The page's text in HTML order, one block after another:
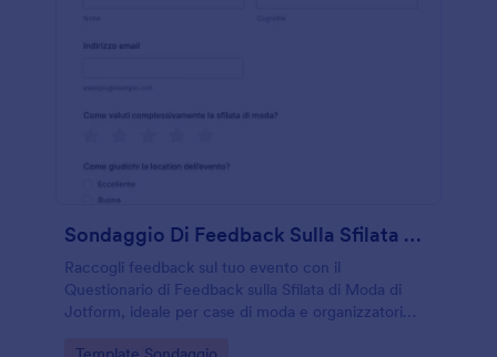
Sondaggio Di Feedback Sulla Sfilata Di Moda
Raccogli feedback sul tuo evento con il
Questionario di Feedback sulla Sfilata di Moda di
Jotform, ideale per case di moda e organizzatori
Go to Category: